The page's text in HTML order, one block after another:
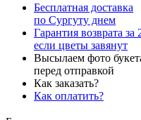
Бесплатная доставка
по Сургуту днем
Гарантия возврата за
если цветы завянут
Высылаем фото
перед отправкой
Как заказать?
Как оплатить?